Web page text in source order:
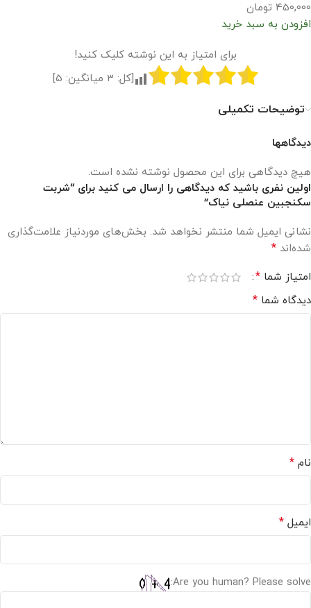
450,000 تومان
افزودن به سبد خرید
برای امتیاز به این نوشته کلیک کنید!
[کل: 3 میانگین: 5
]
توضیحات تکمیلی
دیدگاهها
هیچ دیدگاهی برای این محصول نوشته نشده است.
اولین نفری باشید که دیدگاهی را ارسال می کنید برای “شربت
سکنجبین عنصلی نیاک”
نشانی ایمیل شما منتشر نخواهد شد. بخش‌های موردنیاز علامت‌گذاری
شده‌اند *
امتیاز شما *
دیدگاه شما *
نام *
ایمیل *
Are you human? Please solve: